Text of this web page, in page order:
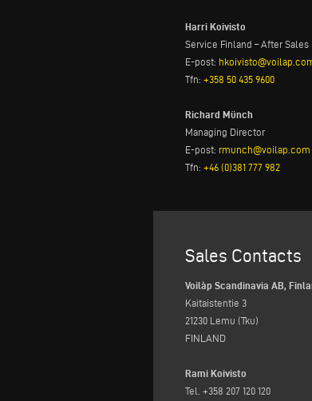
Harri Koivisto
Service Finland – After Sales
E-post:
Tfn: +358 50 435 9600
Richard Münch
Managing Director
E-post: rmunch@voilap.com
Tfn: +46 (0)381 777 982
Sales Contacts
Voilàp Scandinavia AB,
Kaitaistentie 3
21230 Lemu (Tku)
FINLAND
Rami Koivisto
Tel. +358 207 120 120